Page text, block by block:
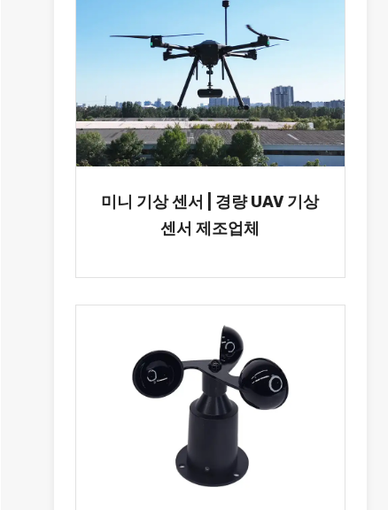
미니 기상 센서 | 경량 UAV 기상
센서 제조업체